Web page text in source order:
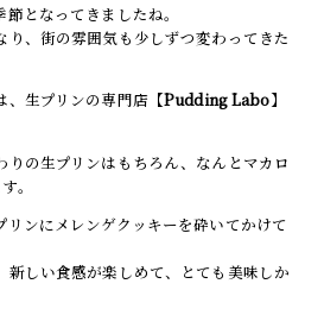
となってきましたね。
り、街の雰囲気も少しずつ変わってきた
、生プリンの専門店【Pudding Labo】
りの生プリンはもちろん、なんとマカロ
。
リンにメレンゲクッキーを砕いてかけて
新しい食感が楽しめて、とても美味しか